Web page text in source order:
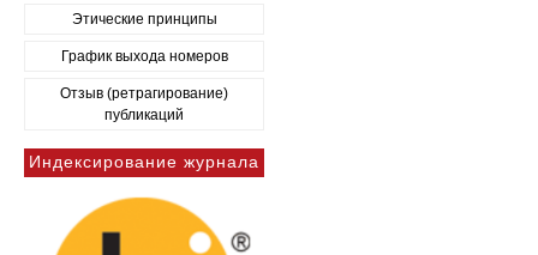
Этические принципы
График выхода номеров
Отзыв (ретрагирование)
публикаций
Индексирование журнала